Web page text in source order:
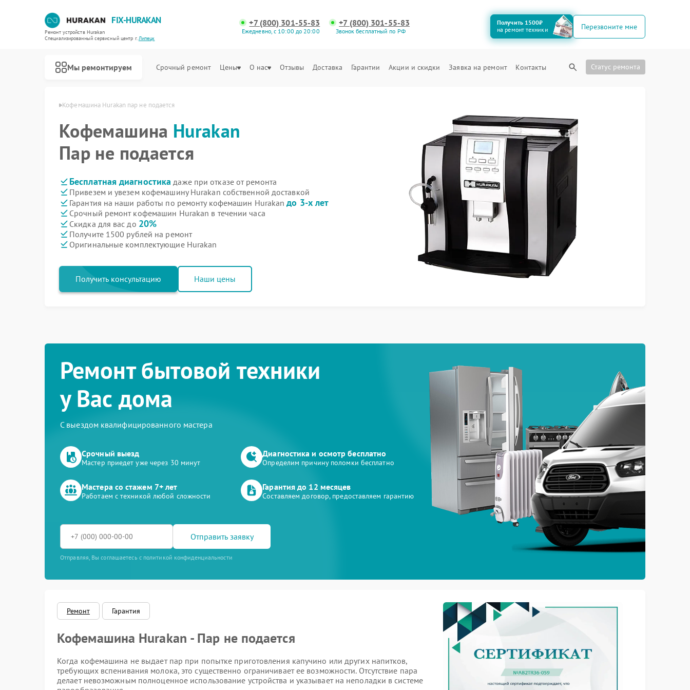
FIX-HURAKAN
Ремонт устройств Hurakan
Специализированный cервисный центр г.Липецк
+7 (800) 301-55-83
Ежедневно, с 10:00 до 20:00
+7 (800) 301-55-83
Звонок бесплатный по РФ
Получить 1500₽
на ремонт техники
Перезвоните мне
Мы ремонтируем Срочный ремонт Цены О нас Отзывы Доставка Гарантии Акции и скидки Заявка на ремонт Контакты Статус ремонта
в Липецке Кофемашина Hurakan пар не подается
Кофемашина Hurakan
Пар не подается
Бесплатная диагностика даже при отказе от ремонта
Привезем и увезем кофемашину Hurakan собственной доставкой
Гарантия на наши работы по ремонту кофемашин Hurakanдо 3-х лет
Срочный ремонт кофемашин Hurakan в течении часа
Скидка для вас до 20%
Получите 1500 рублей на ремонт
Оригинальные комплектующие Hurakan
Получить консультацию Наши цены
Ремонт бытовой техники
у Вас дома
С выездом квалифицированного мастера
Срочный выезд
Мастер приедет уже через 30 минут
Диагностика и осмотр бесплатно
Определим причину поломки бесплатно
Мастера со стажем 7+ лет
Работаем с техникой любой сложности
Гарантия до 12 месяцев
Составляем договор, предоставляем гарантию
Отправить заявку
Отправляя, Вы соглашаетесь с политикой конфиденциальности
Ремонт Гарантия
Кофемашина Hurakan - Пар не подается
Когда кофемашина не выдает пар при попытке приготовления капучино или других напитков,
требующих вспенивания молока, это существенно ограничивает ее возможности. Отсутствие пара
делает невозможным полноценное использование устройства и указывает на неполадки в системе